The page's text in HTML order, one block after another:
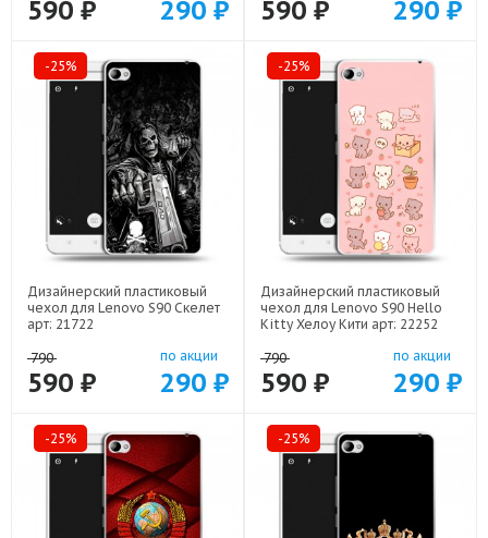
590 ₽ 290 ₽ 590 ₽ 290 ₽
-25%
Дизайнерский пластиковый
чехол для Lenovo S90 Скелет
арт: 21722
790
590 ₽
по акции
290 ₽
-25%
Дизайнерский пластиковый
чехол для Lenovo S90 Hello
Kitty Хелоу Кити арт: 22252
790
590 ₽
по акции
290 ₽
-25% -25%